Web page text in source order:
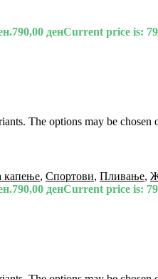
790,00 денCurrent price is:
The options may be chosen
капење, Спортови, Пливање,
790,00 денCurrent price is: